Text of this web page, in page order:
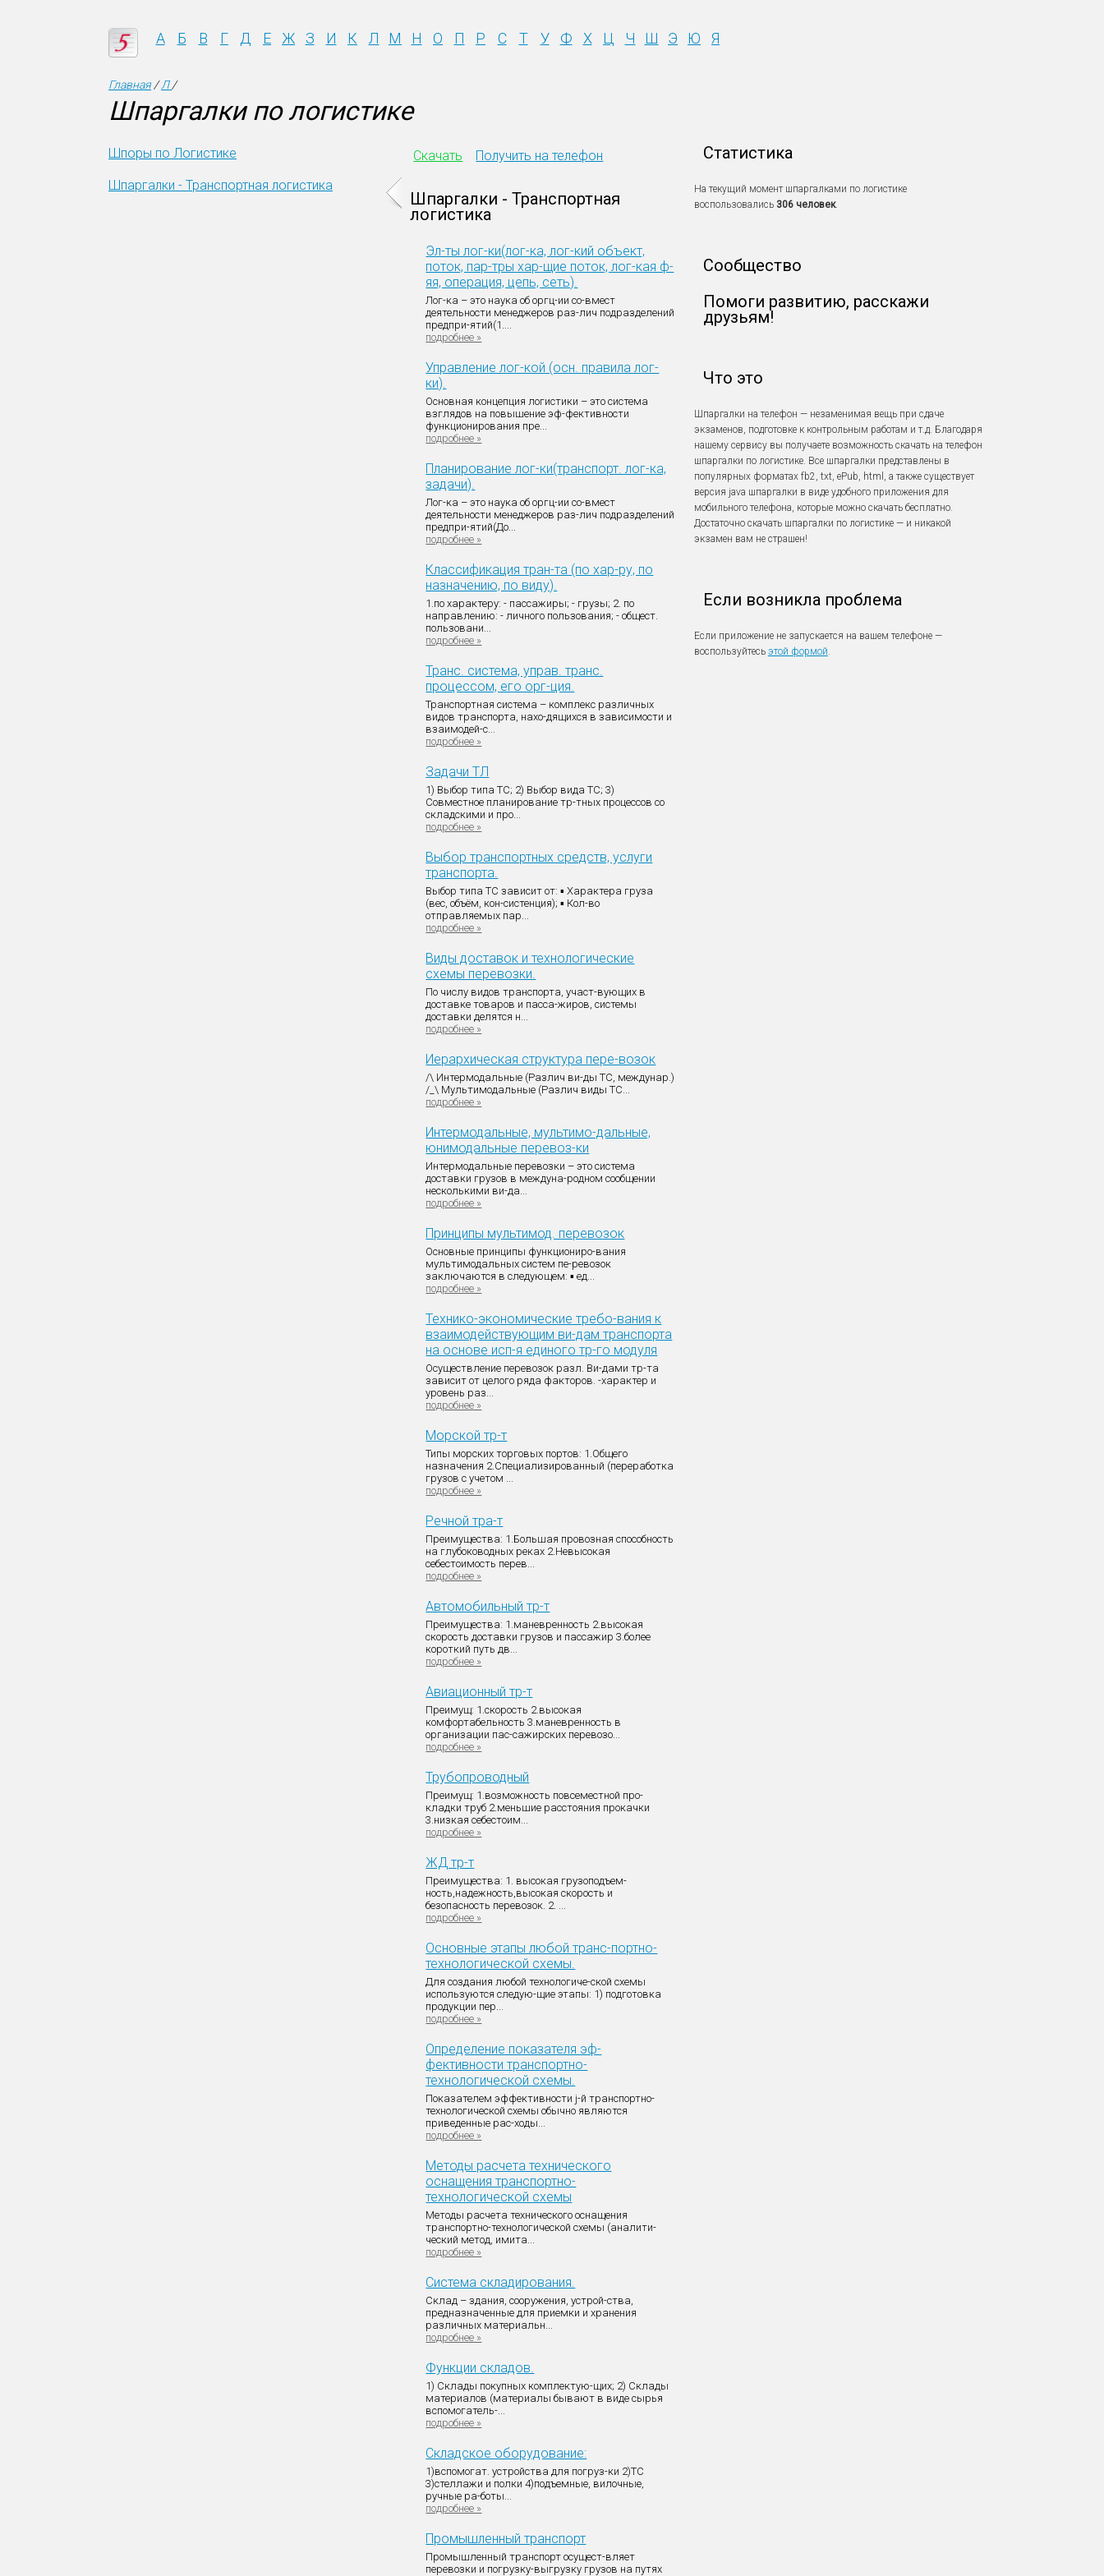
А Б В Г Д Е Ж З И К Л М Н О П Р С Т У Ф Х Ц Ч Ш Э Ю Я
Главная/Л/
Шпаргалки по логистике
Шпоры по Логистике
Шпаргалки - Транспортная логистика
Скачать Получить на телефон
Шпаргалки - Транспортная
логистика
Эл-ты лог-ки(лог-ка, лог-кий объект,
поток, пар-тры хар-щие поток, лог-кая ф-
яя, операция, цепь, сеть).
Лог-ка – это наука об оргц-ии со-вмест
деятельности менеджеров раз-лич подразделений
предпри-ятий(1....
подробнее »
Управление лог-кой (осн. правила лог-
ки).
Основная концепция логистики – это система
взглядов на повышение эф-фективности
функционирования пре...
подробнее »
Планирование лог-ки(транспорт. лог-ка,
задачи).
Лог-ка – это наука об оргц-ии со-вмест
деятельности менеджеров раз-лич подразделений
предпри-ятий(До...
подробнее »
Классификация тран-та (по хар-ру, по
назначению, по виду).
1.по характеру: - пассажиры; - грузы; 2. по
направлению: - личного пользования; - общест.
пользовани...
подробнее »
Транс. система, управ. транс.
процессом, его орг-ция.
Транспортная система – комплекс различных
видов транспорта, нахо-дящихся в зависимости и
взаимодей-с...
подробнее »
Задачи ТЛ
1) Выбор типа ТС; 2) Выбор вида ТС; 3)
Совместное планирование тр-тных процессов со
складскими и про...
подробнее »
Выбор транспортных средств, услуги
транспорта.
Выбор типа ТС зависит от: ▪ Характера груза
(вес, объём, кон-систенция); ▪ Кол-во
отправляемых пар...
подробнее »
Виды доставок и технологические
схемы перевозки.
По числу видов транспорта, участ-вующих в
доставке товаров и пасса-жиров, системы
доставки делятся н...
подробнее »
Иерархическая структура пере-возок
/\ Интермодальные (Различ ви-ды ТС, междунар.)
/_\ Мультимодальные (Различ виды ТС...
подробнее »
Интермодальные, мультимо-дальные,
юнимодальные перевоз-ки
Интермодальные перевозки – это система
доставки грузов в междуна-родном сообщении
несколькими ви-да...
подробнее »
Принципы мультимод. перевозок
Основные принципы функциониро-вания
мультимодальных систем пе-ревозок
заключаются в следующем: ▪ ед...
подробнее »
Технико-экономические требо-вания к
взаимодействующим ви-дам транспорта
на основе исп-я единого тр-го модуля
Осуществление перевозок разл. Ви-дами тр-та
зависит от целого ряда факторов. -характер и
уровень раз...
подробнее »
Морской тр-т
Типы морских торговых портов: 1.Общего
назначения 2.Специализированный (переработка
грузов с учетом ...
подробнее »
Речной тра-т
Преимущества: 1.Большая провозная способность
на глубоководных реках 2.Невысокая
себестоимость перев...
подробнее »
Автомобильный тр-т
Преимущества: 1.маневренность 2.высокая
скорость доставки грузов и пассажир 3.более
короткий путь дв...
подробнее »
Авиационный тр-т
Преимущ: 1.скорость 2.высокая
комфортабельность 3.маневренность в
организации пас-сажирских перевозо...
подробнее »
Трубопроводный
Преимущ: 1.возможность повсеместной про-
кладки труб 2.меньшие расстояния прокачки
3.низкая себестоим...
подробнее »
ЖД тр-т
Преимущества: 1. высокая грузоподъем-
ность,надежность,высокая скорость и
безопасность перевозок. 2. ...
подробнее »
Основные этапы любой транс-портно-
технологической схемы.
Для создания любой технологиче-ской схемы
используются следую-щие этапы: 1) подготовка
продукции пер...
подробнее »
Определение показателя эф-
фективности транспортно-
технологической схемы.
Показателем эффективности j-й транспортно-
технологической схемы обычно являются
приведенные рас-ходы...
подробнее »
Методы расчета технического
оснащения транспортно-
технологической схемы
Методы расчета технического оснащения
транспортно-технологической схемы (аналити-
ческий метод, имита...
подробнее »
Система складирования.
Склад – здания, сооружения, устрой-ства,
предназначенные для приемки и хранения
различных материальн...
подробнее »
Функции складов.
1) Склады покупных комплектую-щих; 2) Склады
материалов (материалы бывают в виде сырья
вспомогатель-...
подробнее »
Складское оборудование:
1)вспомогат. устройства для погруз-ки 2)ТС
3)стеллажи и полки 4)подъемные, вилочные,
ручные ра-боты...
подробнее »
Промышленный транспорт
Промышленный транспорт осущест-вляет
перевозки и погрузку-выгрузку грузов на путях
Статистика
На текущий момент шпаргалками по логистике
воспользовались 306 человек.
Сообщество
Помоги развитию, расскажи
друзьям!
Что это
Шпаргалки на телефон — незаменимая вещь при сдаче
экзаменов, подготовке к контрольным работам и т.д. Благодаря
нашему сервису вы получаете возможность скачать на телефон
шпаргалки по логистике. Все шпаргалки представлены в
популярных форматах fb2, txt, ePub, html, а также существует
версия java шпаргалки в виде удобного приложения для
мобильного телефона, которые можно скачать бесплатно.
Достаточно скачать шпаргалки по логистике — и никакой
экзамен вам не страшен!
Если возникла проблема
Если приложение не запускается на вашем телефоне —
воспользуйтесь этой формой.